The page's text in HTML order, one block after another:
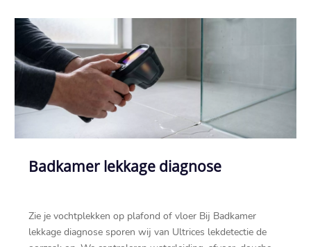
Badkamer lekkage diagnose
Zie je vochtplekken op plafond of vloer Bij Badkamer
lekkage diagnose sporen wij van Ultrices lekdetectie de